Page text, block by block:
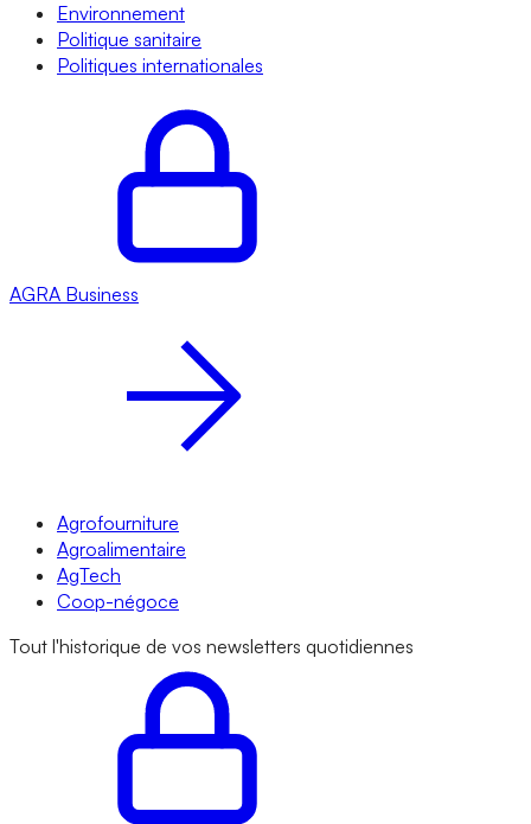
Environnement
Politique sanitaire
Politiques internationales
AGRA Business
Agrofourniture
Agroalimentaire
AgTech
Coop-négoce
Tout l'historique de vos newsletters quotidiennes